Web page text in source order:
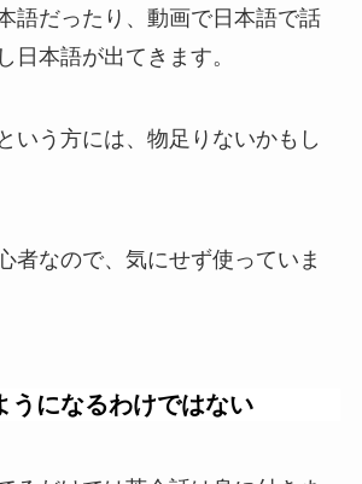
語だったり、動画で日本語で話
日本語が出てきます。
いう方には、物足りないかもし
者なので、気にせず使っていま
うになるわけではない